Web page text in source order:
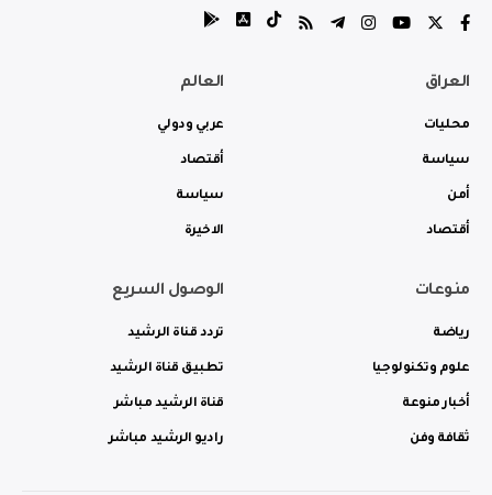
العراق
محليات
سياسة
أمن
أقتصاد
العالم
عربي ودولي
أقتصاد
سياسة
الاخيرة
منوعات
رياضة
علوم وتكنولوجيا
أخبار منوعة
ثقافة وفن
الوصول السريع
تردد قناة الرشيد
تطبيق قناة الرشيد
قناة الرشيد مباشر
راديو الرشيد مباشر